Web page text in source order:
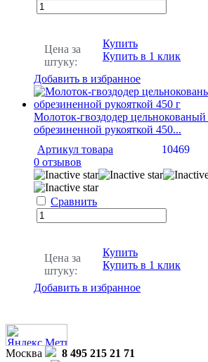
Цена за
штуку:
Купить
Купить в 1 клик
Добавить в избранное
Молоток-гвоздодер цельнокованый
обрезиненной рукояткой 450...
Артикул товара
10469
0 отзывов
Сравнить
Цена за
штуку:
Купить
Купить в 1 клик
Добавить в избранное
Москва
8 495 215 21 71